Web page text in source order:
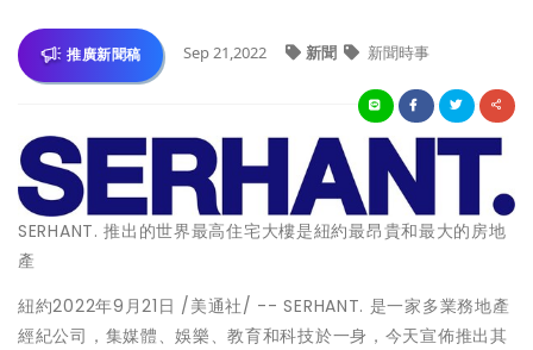
推廣新聞稿 Sep 21,2022 新聞 新聞時事
SERHANT. 推出的世界最高住宅大樓是紐約最昂貴和最大的房地
產
紐約2022年9月21日 /美通社/ -- SERHANT. 是一家多業務地產
經紀公司，集媒體、娛樂、教育和科技於一身，今天宣佈推出其